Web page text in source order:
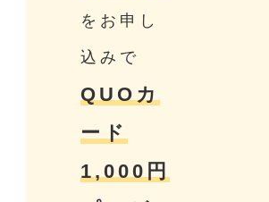
をお申し
込みで
QUOカ
ード
1,000円